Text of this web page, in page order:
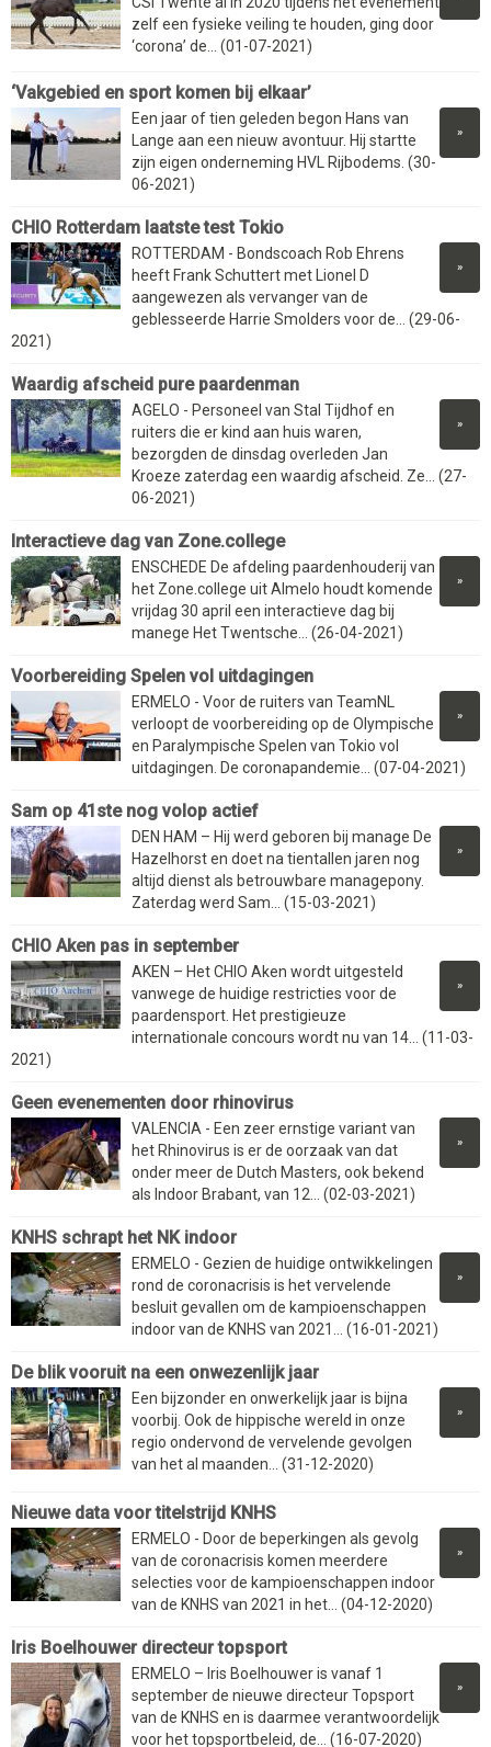
zelf een fysieke veiling te houden, ging door
‘corona’ de... (01-07-2021)
‘Vakgebied en sport komen bij elkaar’
»
Een jaar of tien geleden begon Hans van
Lange aan een nieuw avontuur. Hij startte
zijn eigen onderneming HVL Rijbodems. (30-
06-2021)
CHIO Rotterdam laatste test Tokio
»
ROTTERDAM - Bondscoach Rob Ehrens
heeft Frank Schuttert met Lionel D
aangewezen als vervanger van de
geblesseerde Harrie Smolders voor de... (29-06-
2021)
Waardig afscheid pure paardenman
»
AGELO - Personeel van Stal Tijdhof en
ruiters die er kind aan huis waren,
bezorgden de dinsdag overleden Jan
Kroeze zaterdag een waardig afscheid. Ze... (27-
06-2021)
Interactieve dag van Zone.college
»
ENSCHEDE De afdeling paardenhouderij van
het Zone.college uit Almelo houdt komende
vrijdag 30 april een interactieve dag bij
manege Het Twentsche... (26-04-2021)
Voorbereiding Spelen vol uitdagingen
»
ERMELO - Voor de ruiters van TeamNL
verloopt de voorbereiding op de Olympische
en Paralympische Spelen van Tokio vol
uitdagingen. De coronapandemie... (07-04-2021)
Sam op 41ste nog volop actief
»
DEN HAM – Hij werd geboren bij manage De
Hazelhorst en doet na tientallen jaren nog
altijd dienst als betrouwbare managepony.
Zaterdag werd Sam... (15-03-2021)
CHIO Aken pas in september
»
AKEN – Het CHIO Aken wordt uitgesteld
vanwege de huidige restricties voor de
paardensport. Het prestigieuze
internationale concours wordt nu van 14... (11-03-
2021)
Geen evenementen door rhinovirus
»
VALENCIA - Een zeer ernstige variant van
het Rhinovirus is er de oorzaak van dat
onder meer de Dutch Masters, ook bekend
als Indoor Brabant, van 12... (02-03-2021)
KNHS schrapt het NK indoor
»
ERMELO - Gezien de huidige ontwikkelingen
rond de coronacrisis is het vervelende
besluit gevallen om de kampioenschappen
indoor van de KNHS van 2021... (16-01-2021)
De blik vooruit na een onwezenlijk jaar
»
Een bijzonder en onwerkelijk jaar is bijna
voorbij. Ook de hippische wereld in onze
regio ondervond de vervelende gevolgen
van het al maanden... (31-12-2020)
Nieuwe data voor titelstrijd KNHS
»
ERMELO - Door de beperkingen als gevolg
van de coronacrisis komen meerdere
selecties voor de kampioenschappen indoor
van de KNHS van 2021 in het... (04-12-2020)
Iris Boelhouwer directeur topsport
»
ERMELO – Iris Boelhouwer is vanaf 1
september de nieuwe directeur Topsport
van de KNHS en is daarmee verantwoordelijk
voor het topsportbeleid, de... (16-07-2020)